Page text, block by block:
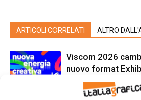
ARTICOLI CORRELATI ALTRO
Viscom 2026
nuovo format